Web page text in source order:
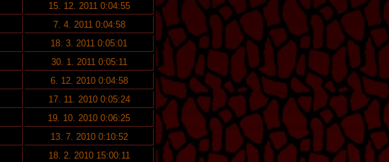
15. 12. 2011 0:04:55
7. 4. 2011 0:04:58
18. 3. 2011 0:05:01
30. 1. 2011 0:05:11
6. 12. 2010 0:04:58
17. 11. 2010 0:05:24
19. 10. 2010 0:06:25
13. 7. 2010 0:10:52
18. 2. 2010 15:00:11